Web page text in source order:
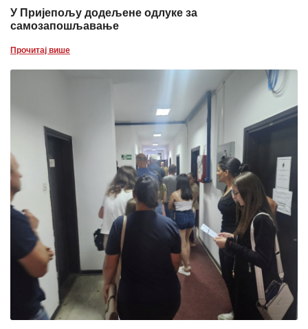
У Пријепољу додељене одлуке за
самозапошљавање
Прочитај више